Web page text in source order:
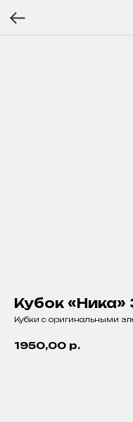
Кубок «Ника»
Кубки с оригинальными
1950,00 р.